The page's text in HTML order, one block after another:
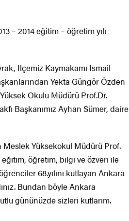
– 2014 eğitim – öğretim yılı
İlçemiz Kaymakamı İsmail
Yekta Güngör Özden
Okulu Müdürü Prof.Dr.
Başkanımız Ayhan Sümer, daire
Meslek Yüksekokul Müdürü Prof.
öğretim, bilgi ve özveri ile
68.yılını kutlayan Ankara
Bundan böyle Ankara
gününüzde sizleri kutlarım.